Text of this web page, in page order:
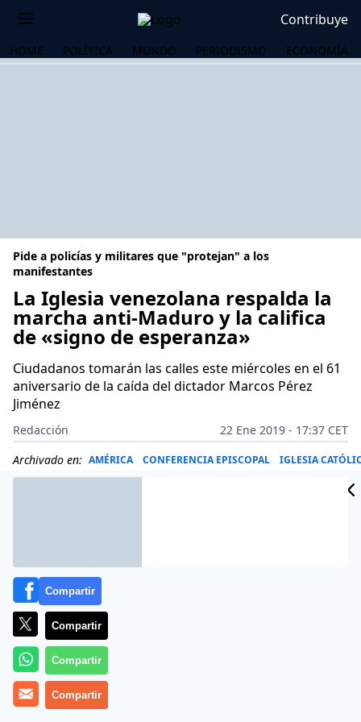
Contribuye
HOME POLÍTICA MUNDO PERIODISMO ECONOMÍA
Pide a policías y militares que "protejan" a los
manifestantes
La Iglesia venezolana respalda la
marcha anti-Maduro y la califica
de «signo de esperanza»
Ciudadanos tomarán las calles este miércoles en el 61
aniversario de la caída del dictador Marcos Pérez
Jiménez
Redacción
22 Ene 2019 - 17:37 CET
Archivado en: AMÉRICA CONFERENCIA EPISCOPAL IGLESIA
Compartir
Compartir
Compartir
Compartir